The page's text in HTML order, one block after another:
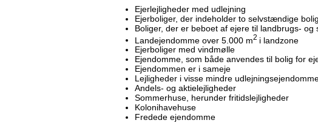
Ejerlejligheder med udlejning
Ejerboliger, der indeholder to selvstændige
Boliger, der er beboet af ejere til landbrugs- og
Landejendomme over 5.000 m2 i landzone
Ejerboliger med vindmølle
Ejendomme, som både anvendes til bolig for
Ejendommen er i sameje
Lejligheder i visse mindre
Andels- og aktielejligheder
Sommerhuse, herunder fritidslejligheder
Kolonihavehuse
Fredede ejendomme